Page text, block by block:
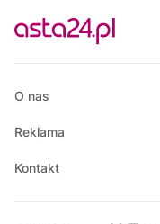
11:00
Informacje
11:15
O nas
Reklama
Kontakt